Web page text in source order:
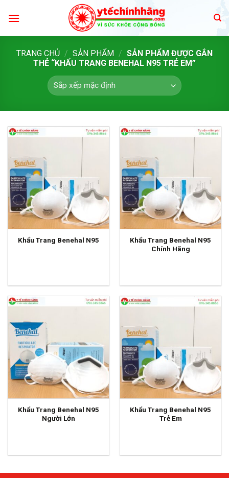
TRANG CHỦ / SẢN PHẨM / SẢN PHẨM ĐƯỢC GẮN
THẺ “KHẨU TRANG BENEHAL N95 TRẺ EM”
Khẩu Trang Benehal N95
Khẩu Trang Benehal N95
Chính Hãng
Khẩu Trang Benehal N95
Người Lớn
Khẩu Trang Benehal N95
Trẻ Em